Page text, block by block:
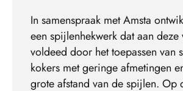
In samenspraak met Amsta
een spijlenhekwerk dat aan deze
voldeed door het toepassen van
kokers met geringe afmetingen
grote afstand van de spijlen. Op